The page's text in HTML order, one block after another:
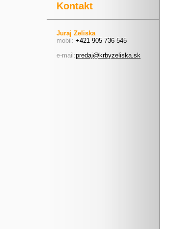
Kontakt
Juraj Zeliska
mobil: +421 905 736 545
e-mail:predaj@krbyzeliska.sk